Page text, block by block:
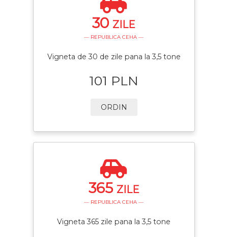
30 ZILE
— REPUBLICA CEHA —
Vigneta de 30 de zile pana la 3,5 tone
101 PLN
ORDIN
365 ZILE
— REPUBLICA CEHA —
Vigneta 365 zile pana la 3,5 tone